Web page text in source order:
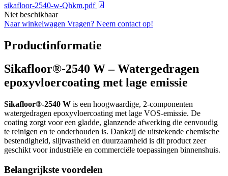
sikafloor-2540-w-Qhkm.pdf
Niet beschikbaar
Naar winkelwagen Vragen? Neem contact op!
Productinformatie
Sikafloor®-2540 W – Watergedragen
epoxyvloercoating met lage emissie
Sikafloor®-2540 W is een hoogwaardige, 2-componenten
watergedragen epoxyvloercoating met lage VOS-emissie. De
coating zorgt voor een gladde, glanzende afwerking die eenvoudig
te reinigen en te onderhouden is. Dankzij de uitstekende chemische
bestendigheid, slijtvastheid en duurzaamheid is dit product zeer
geschikt voor industriële en commerciële toepassingen binnenshuis.
Belangrijkste voordelen